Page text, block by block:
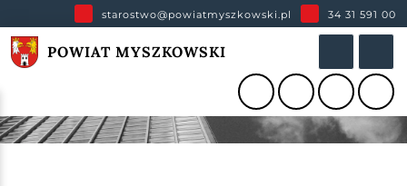
starostwo@powiatmyszkowski.pl 34 31 591 00
POWIAT MYSZKOWSKI